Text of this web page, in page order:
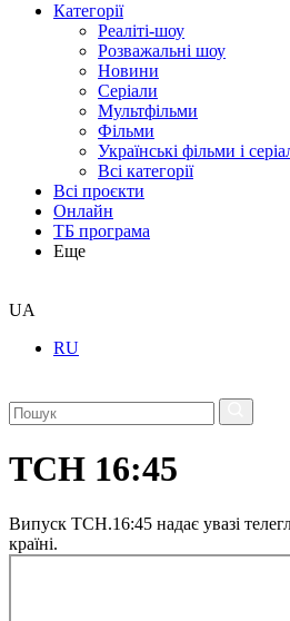
Категорії
Реаліті-шоу
Розважальні шоу
Новини
Серіали
Мультфільми
Фільми
Українські фільми і
Всі категорії
Всі проєкти
Онлайн
ТБ програма
Еще
UA
RU
ТСН 16:45
Випуск ТСН.16:45 надає увазі
країні.